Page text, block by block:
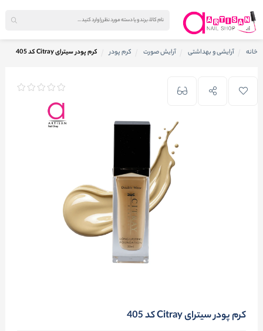
خانه آرایشی و بهداشتی آرایش صورت کرم پودر کرم پودر سیترای Citray کد 405
کرم پودر سیترای Citray کد 405